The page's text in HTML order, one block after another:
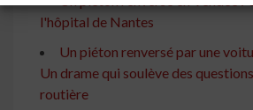
l'hôpital de Nantes
Un piéton renversé par une
Un drame qui soulève des
routière